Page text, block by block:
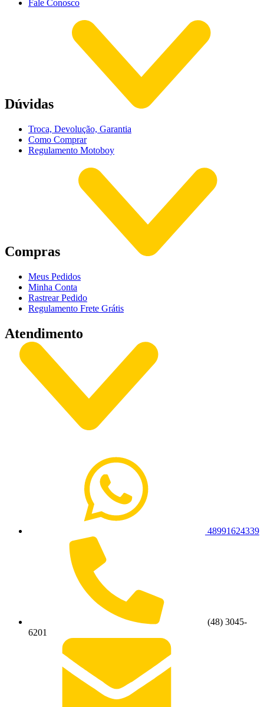
Fale Conosco
Dúvidas
Troca, Devolução, Garantia
Como Comprar
Regulamento Motoboy
Compras
Meus Pedidos
Minha Conta
Rastrear Pedido
Regulamento Frete Grátis
Atendimento
48991624339
(48) 3045-
6201